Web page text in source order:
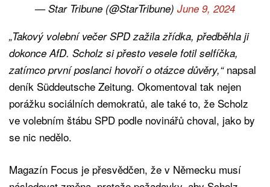
— Star Tribune (@StarTribune) June 9, 2024
„Takový volební večer SPD zažila zřídka, předběhla ji
dokonce AfD. Scholz si přesto vesele fotil selfíčka,
zatímco první poslanci hovoří o otázce důvěry,“napsal
deník Süddeutsche Zeitung. Okomentoval tak nejen
porážku sociálních demokratů, ale také to, že Scholz
ve volebním štábu SPD podle novinářů choval, jako by
se nic nedělo.
Magazín Focus je přesvědčen, že v Německu musí